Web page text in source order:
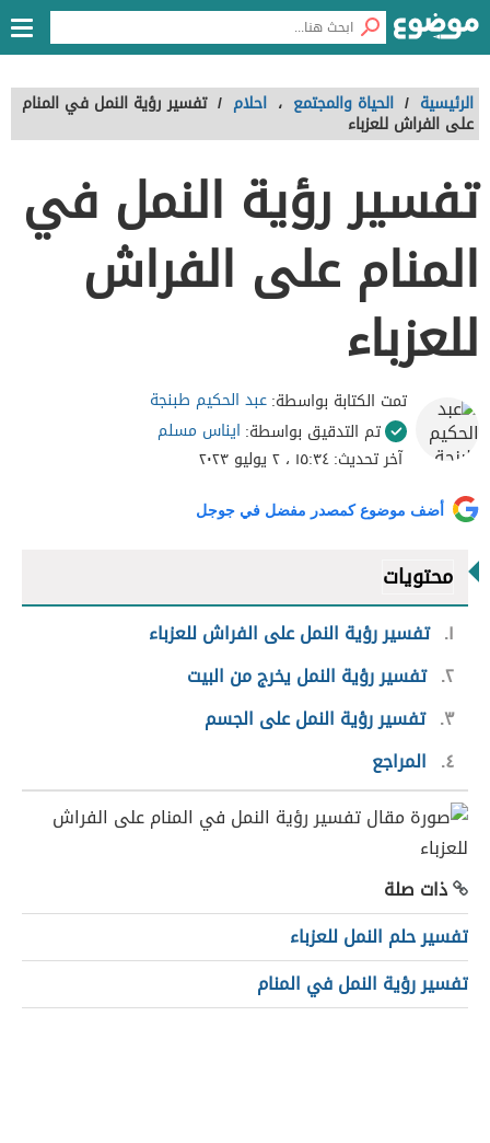
الرئيسية / الحياة والمجتمع ، احلام / تفسير رؤية النمل في المنام
على الفراش للعزباء
تفسير رؤية النمل في
المنام على الفراش
للعزباء
تمت الكتابة بواسطة:عبد الحكيم طبنجة
تم التدقيق بواسطة: ايناس مسلم
آخر تحديث:١٥:٣٤ ، ٢ يوليو ٢٠٢٣
أضف موضوع كمصدر مفضل في جوجل
محتويات
١ تفسير رؤية النمل على الفراش للعزباء
٢ تفسير رؤية النمل يخرج من البيت
٣ تفسير رؤية النمل على الجسم
٤
المراجع
ذات صلة
تفسير حلم النمل للعزباء
تفسير رؤية النمل في المنام